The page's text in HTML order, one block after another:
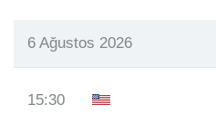
6 Ağustos 2026
15:30